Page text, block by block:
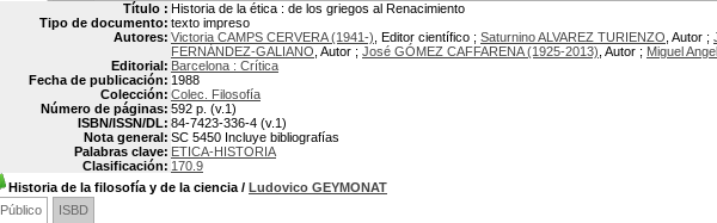
Título : Historia de la ética : de los griegos al Renacimiento
Tipo de documento: texto impreso
Autores: Victoria CAMPS CERVERA (1941-) , Editor científico ; Saturnino ALVAREZ TURIENZO , Autor ;
FERNÁNDEZ-GALIANO , Autor ; José GÓMEZ CAFFARENA (1925-2013) , Autor ; Miguel
Editorial: Barcelona : Crítica
Fecha de publicación: 1988
Colección: Colec. Filosofía
Número de páginas: 592 p. (v.1)
ISBN/ISSN/DL: 84-7423-336-4 (v.1)
Nota general: SC 5450 Incluye bibliografías
Palabras clave: ETICA-HISTORIA
Clasificación: 170.9
Historia de la filosofía y de la ciencia / Ludovico GEYMONAT
Público
ISBD